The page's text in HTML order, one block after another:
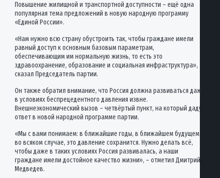
Повышение жилищной и транспортной доступности – ещё одна
популярная тема предложений в новую народную программу
«Единой России».
«Нам нужно всю страну обустроить так, чтобы граждане имели
равный доступ к основным базовым параметрам,
обеспечивающим им нормальную жизнь, то есть это
здравоохранение, образование и социальная инфраструктура», –
сказал Председатель партии.
Он также обратил внимание, что Россия должна развиваться даже
в условиях беспрецедентного давления извне.
Внешнеэкономический вызов – четвёртый пункт, на который дадут
ответ в новой народной программе партии.
«Мы с вами понимаем: в ближайшие годы, в ближайшем будущем,
во всяком случае, это давление сохранится. Нужно делать всё,
чтобы даже в таких условиях Россия развивалась, а наши
граждане имели достойное качество жизни», – отметил Дмитрий
Медведев.